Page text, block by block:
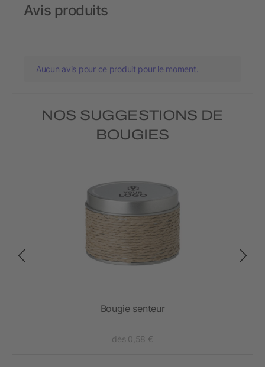
Avis produits
Aucun avis pour ce produit pour le moment.
NOS SUGGESTIONS DE
BOUGIES
Bougie senteur
dès 0,58 €